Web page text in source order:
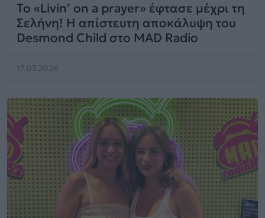
Το «Livin’ on a prayer» έφτασε μέχρι τη
Σελήνη! Η απίστευτη αποκάλυψη του
Desmond Child στο MAD Radio
17.07.2026